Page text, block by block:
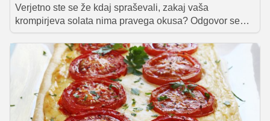
Verjetno ste se že kdaj spraševali, zakaj vaša
krompirjeva solata nima pravega okusa? Odgovor se
skriva v ključni napaki, ki jo mnogi ponavljajo. Preverite,
kako z enostavno metodo dosežete popolno aromo, ki
bo navdušila vsakega gurmana.